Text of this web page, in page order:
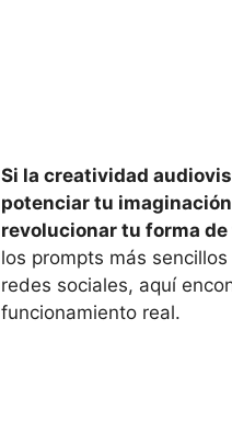
Si la creatividad
potenciar tu
revolucionar tu forma
los prompts más
redes sociales, aquí
funcionamiento real.